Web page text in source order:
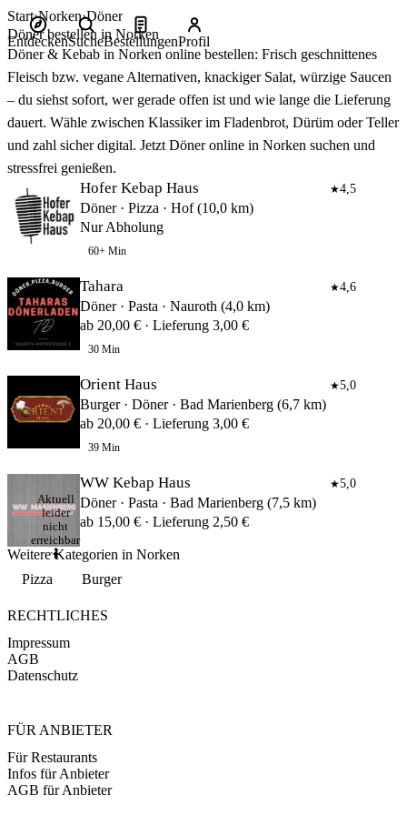
Start Norken Döner
Döner bestellen in Norken
Döner & Kebab in Norken online bestellen: Frisch geschnittenes
Fleisch bzw. vegane Alternativen, knackiger Salat, würzige Saucen
– du siehst sofort, wer gerade offen ist und wie lange die Lieferung
dauert. Wähle zwischen Klassiker im Fladenbrot, Dürüm oder Teller
und zahl sicher digital. Jetzt Döner online in Norken suchen und
stressfrei genießen.
Hofer Kebap Haus ★4,5
Döner · Pizza · Hof (10,0 km)
Nur Abholung
60+ Min
Tahara ★4,6
Döner · Pasta · Nauroth (4,0 km)
ab 20,00 € · Lieferung 3,00 €
30 Min
Orient Haus ★5,0
Burger · Döner · Bad Marienberg (6,7 km)
ab 20,00 € · Lieferung 3,00 €
39 Min
WW Kebap Haus ★5,0
Döner · Pasta · Bad Marienberg (7,5 km)
ab 15,00 € · Lieferung 2,50 €
Aktuell
leider
nicht
erreichbar
🤷
Weitere Kategorien in Norken
Pizza
Burger
RECHTLICHES
Impressum
AGB
Datenschutz
FÜR ANBIETER
Für Restaurants
Infos für Anbieter
AGB für Anbieter
EntdeckenSucheBestellungenProfil